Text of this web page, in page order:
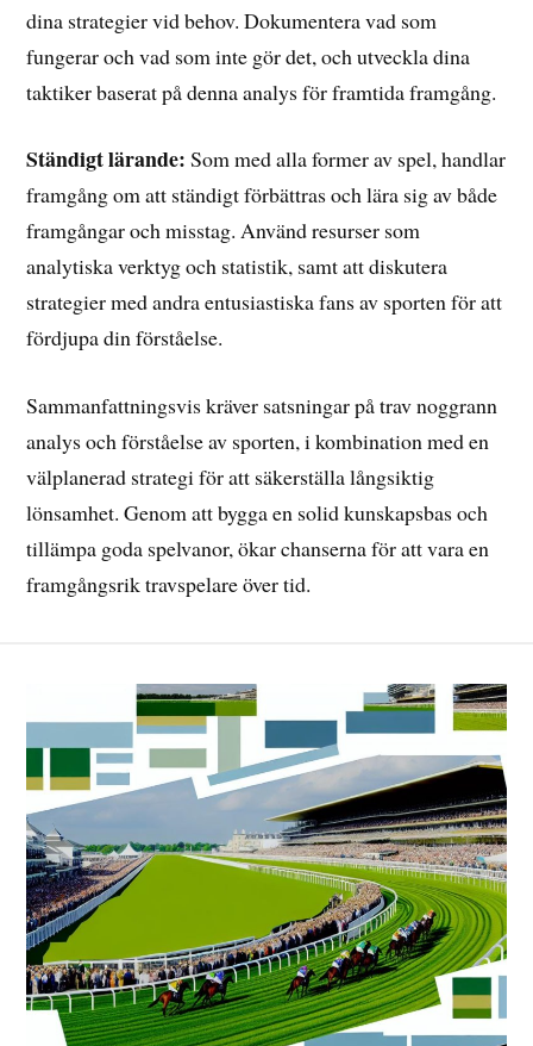
dina strategier vid behov. Dokumentera vad som
fungerar och vad som inte gör det, och utveckla dina
taktiker baserat på denna analys för framtida framgång.
Ständigt lärande: Som med alla former av spel, handlar
framgång om att ständigt förbättras och lära sig av både
framgångar och misstag. Använd resurser som
analytiska verktyg och statistik, samt att diskutera
strategier med andra entusiastiska fans av sporten för att
fördjupa din förståelse.
Sammanfattningsvis kräver satsningar på trav noggrann
analys och förståelse av sporten, i kombination med en
välplanerad strategi för att säkerställa långsiktig
lönsamhet. Genom att bygga en solid kunskapsbas och
tillämpa goda spelvanor, ökar chanserna för att vara en
framgångsrik travspelare över tid.